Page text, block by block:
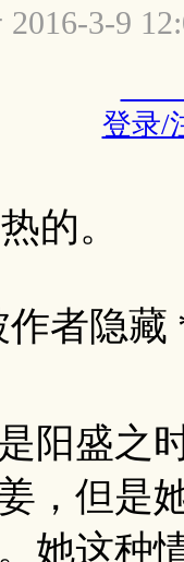
3-9
登录/
的。
者隐
阳盛之
，但是
她这种